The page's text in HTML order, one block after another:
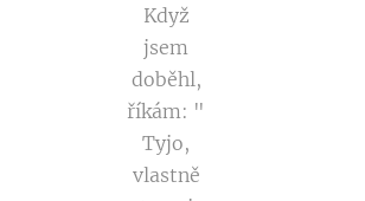
Když
jsem
doběhl,
říkám: "
Tyjo,
vlastně